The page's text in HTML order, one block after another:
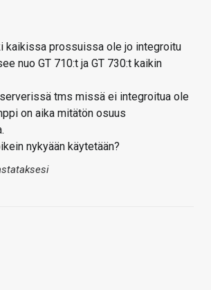
kaikissa prossuissa ole jo integroitu
nuo GT 710:t ja GT 730:t kaikin
tms missä ei integroitua ole
on aika mitätön osuus
nykyään käytetään?